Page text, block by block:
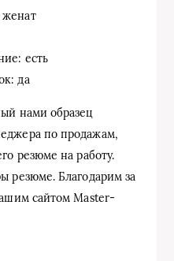
есть
да
нами образец
по продажам,
резюме на работу.
резюме. Благодарим за
сайтом Master-